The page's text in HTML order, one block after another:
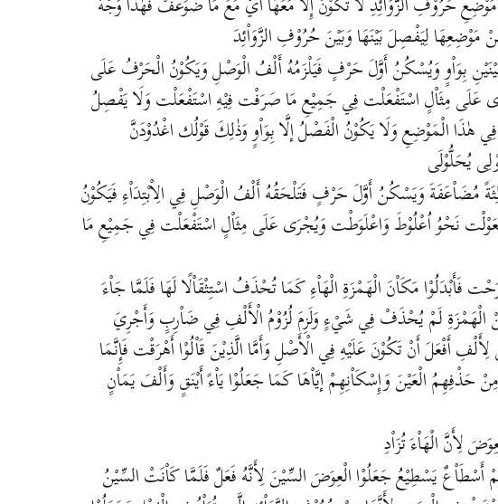
مَوْضِعِهَا لِيَفْصِلَ بَيْنَهَا وَبَيْنَ حُرُوْفِ الزَّوَاْئِدَ
بِوَاْوٍ وَيُسْكُنُ أَوَّلَ حَرْفٍ فَيَلْزَمُهُ أَلْفُ الْوَصْلِ وَيَكُوْنُ الْحَرْفُ عَلَى
عَلَى مِثَاْلٍ اسْتَفْعَلْت فِي جَمِيْعِ مَا صَرَفْت فِيْهِ اسْتَفْعَلْت وَلَا يَفْصِلُ
فِي هٰذَا الْمَوْضِعِ وَلَا يَكُوْنُ الْفَصْلُ إلَّا بِوَاْوٍ وَذٰلِكَ قَوْلُك اغْدُوْدَنَّ
يُحَلُّوْلَى
مُضَاْعَفَةَ وَيَسْكُنُ أَوَّلَ حَرْفٍ فَتَلْحَقُهُ أَلْفُ الْوَصْلِ فِي الِاْبْتِدَاْءِ فَيَكُوْنُ
نَحْوُ اُعْلُوْطَ وَاعْلَوَطْت وَيُجْرَى عَلَى مِثَاْلٍ اسْتَفْعَلْت فِي جَمِيْعِ مَا
فَأَبْدَلُوْا مَكَاْنَ الْهَمْزَةِ الْهَاْءِ كَمَا تُحْذَفُ اسْتِثْقَاْلًا لَهَا فَلَمَّا جَاْءَ
لَمْ يُحْذَفْ فِي شَيْءٍ وَلَزِمَ لُزُوْمُ الْأَلْفِ فِي ضَاْرِبٍ وَأَجْرِيَ
أَفْعَلَ أَنْ تَكُوْنَ عَلَيْهِ فِي الْأَصْلِ وَأَمَّا الَّذِيْنَ قَاْلُوْا أَهْرَقْت فَإِنَّمَا
حَذْفِهِمُ الْعَيْنَ وَإِسْكَاْنِهِمْ إيَّاْهَا كَمَا جَعَلُوْا يَاْءً أَيْنَقٍ وَأَلْفَ يَمَاْنٍ
لِأَنَّ الْهَاْءَ تُزَاْدِ
أَسْطَاْعٌ يَسْطِيْعُ جَعَلُوْا الْعِوَضَ السِّيْنَ لِأَنَّهُ فَعَلٌ فَلَمَّا كَاْنَتْ السِّيْنُ